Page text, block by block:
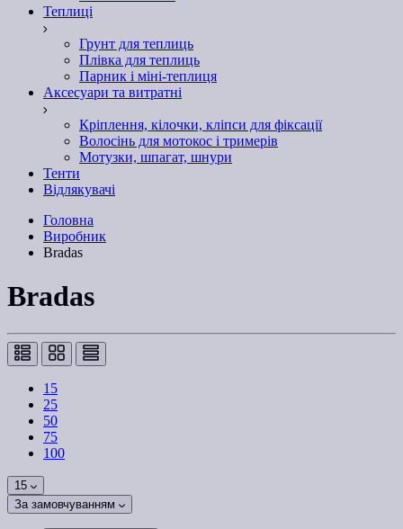
Теплиці
Грунт для теплиць
Плівка для теплиць
Парник і міні-теплиця
Аксесуари та витратні
Кріплення, кілочки, кліпси для фіксації
Волосінь для мотокос і тримерів
Мотузки, шпагат, шнури
Тенти
Відлякувачі
Головна
Виробник
Bradas
Bradas
15
25
50
75
100
15
За замовчуванням